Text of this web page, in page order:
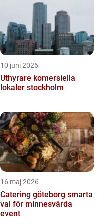
10 juni 2026
Uthyrare komersiella
lokaler stockholm
16 maj 2026
Catering göteborg smarta
val för minnesvärda
event